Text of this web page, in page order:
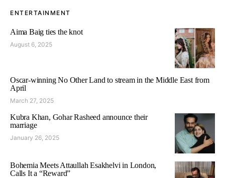
ENTERTAINMENT
Aima Baig ties the knot
August 6, 2025
Oscar-winning No Other Land to stream in the Middle East from
April
March 27, 2025
Kubra Khan, Gohar Rasheed announce their
marriage
January 26, 2025
Bohemia Meets Attaullah Esakhelvi in London,
Calls It a “Reward”